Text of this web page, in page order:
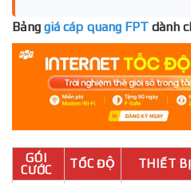
Bảng giá cáp quang FPT dành
GÓI
CƯỚC
TỐC ĐỘ THIẾT BỊ